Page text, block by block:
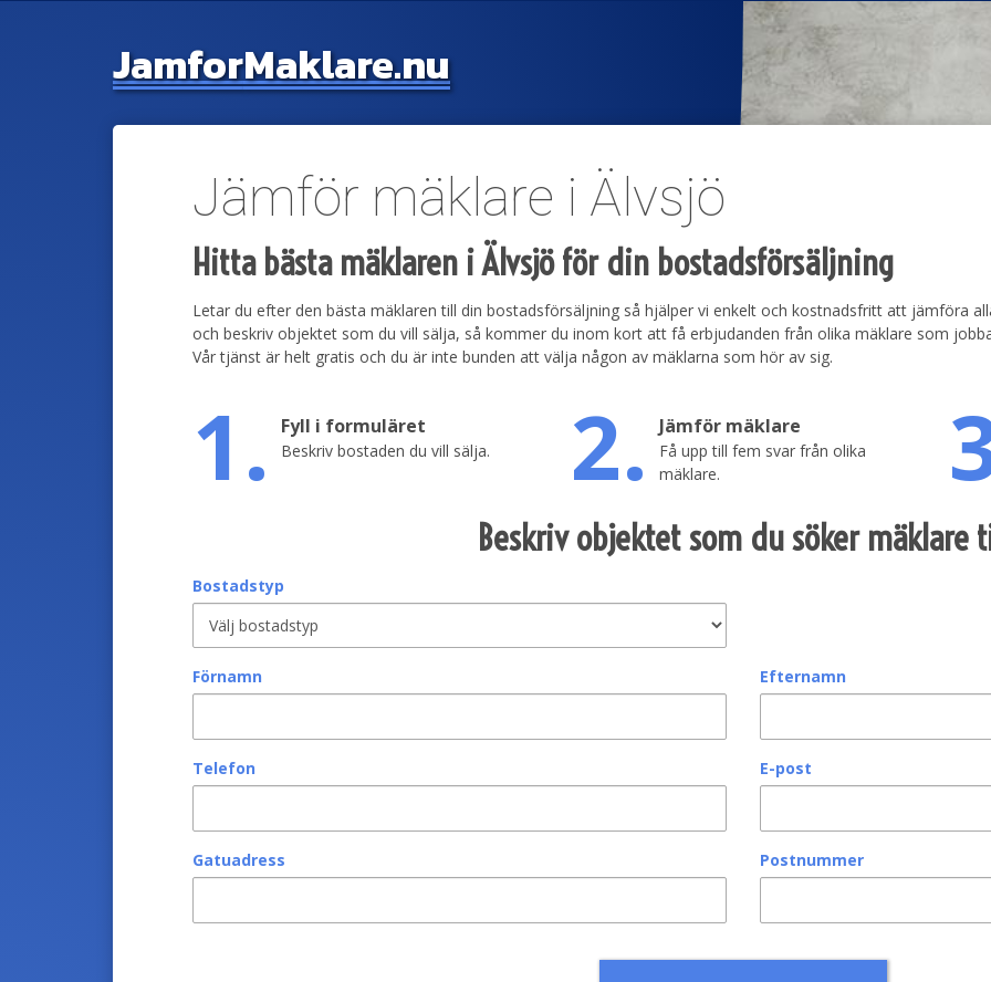
JamforMaklare.nu
Jämför mäklare i Älvsjö
Hitta bästa mäklaren i Älvsjö för din bostadsförsäljning
Letar du efter den bästa mäklaren till din bostadsförsäljning så hjälper vi enkelt och kostnadsfritt att jämföra
och beskriv objektet som du vill sälja, så kommer du inom kort att få erbjudanden från olika mäklare som
Vår tjänst är helt gratis och du är inte bunden att välja någon av mäklarna som hör av sig.
1. Fyll i formuläret
Beskriv bostaden du vill sälja. 2. Jämför mäklare
Få upp till fem svar från olika
mäklare.
Beskriv objektet som du söker mäklare
Bostadstyp
Förnamn Efternamn
Telefon E-post
Gatuadress Postnummer